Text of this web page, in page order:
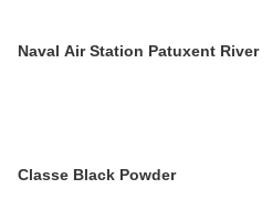
Naval Air Station Patuxent River
Classe Black Powder